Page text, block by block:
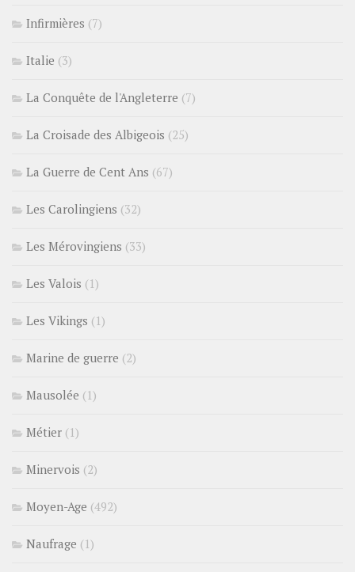
Infirmières (7)
Italie (3)
La Conquête de l'Angleterre (7)
La Croisade des Albigeois (25)
La Guerre de Cent Ans (67)
Les Carolingiens (32)
Les Mérovingiens (33)
Les Valois (1)
Les Vikings (1)
Marine de guerre (2)
Mausolée (1)
Métier (1)
Minervois (2)
Moyen-Age (492)
Naufrage (1)